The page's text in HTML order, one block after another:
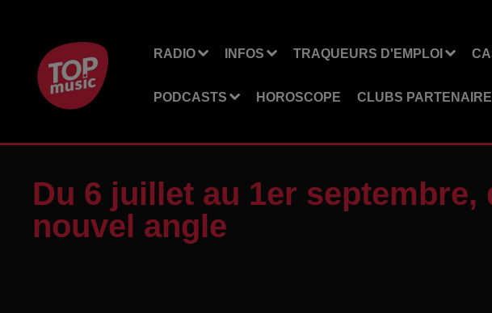
RADIO INFOS TRAQUEURS D'EMPLOI
PODCASTS HOROSCOPE CLUBS
Du 6 juillet au 1er
nouvel angle